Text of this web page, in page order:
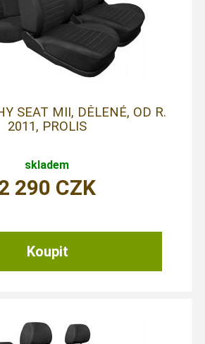
SEAT MII, DĚLENÉ, OD R.
2011, PROLIS
skladem
290 CZK